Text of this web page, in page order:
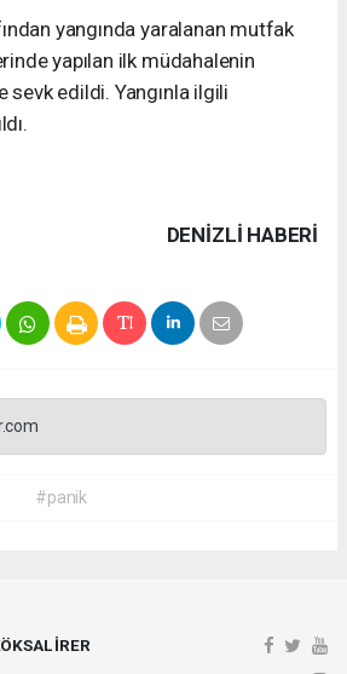
yangında yaralanan mutfak
yapılan ilk müdahalenin
sevk edildi. Yangınla ilgili
DENIZLI HABERİ
#panik
İRER